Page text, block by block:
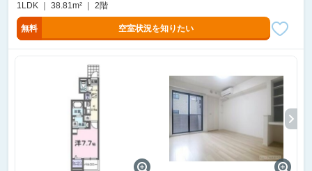
1LDK ｜ 38.81m² ｜ 2階
無料 空室状況を知りたい